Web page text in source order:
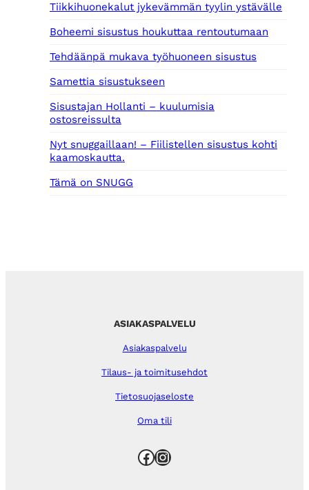
Tiikkihuonekalut jykevämmän tyylin ystävälle
Boheemi sisustus houkuttaa rentoutumaan
Tehdäänpä mukava työhuoneen sisustus
Samettia sisustukseen
Sisustajan Hollanti – kuulumisia
ostosreissulta
Nyt snuggaillaan! – Fiilistellen sisustus kohti
kaamoskautta.
Tämä on SNUGG
ASIAKASPALVELU
Asiakaspalvelu
Tilaus- ja toimitusehdot
Tietosuojaseloste
Oma tili
Facebook Instagram